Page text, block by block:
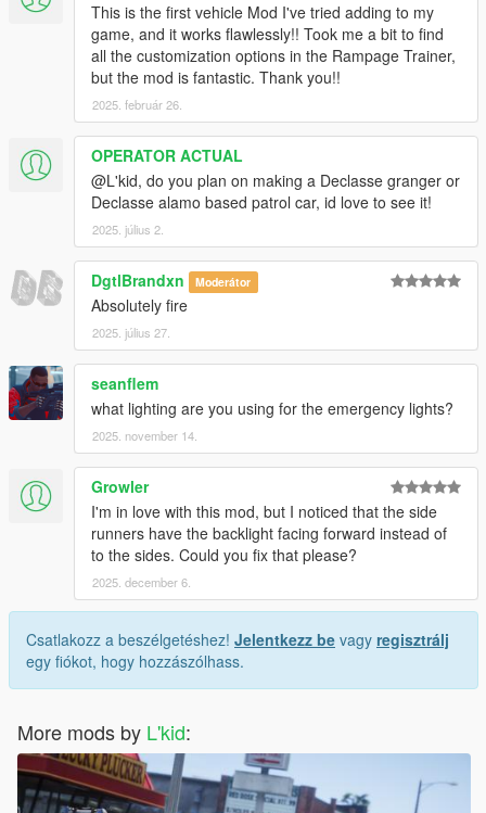
This is the first vehicle Mod I've tried adding to my
game, and it works flawlessly!! Took me a bit to find
all the customization options in the Rampage Trainer,
but the mod is fantastic. Thank you!!
2025. február 26.
OPERATOR ACTUAL
@L'kid, do you plan on making a Declasse granger or
Declasse alamo based patrol car, id love to see it!
2025. július 2.
DgtlBrandxn Moderátor
Absolutely fire
2025. július 27.
seanflem
what lighting are you using for the emergency lights?
2025. november 14.
Growler
I'm in love with this mod, but I noticed that the side
runners have the backlight facing forward instead of
to the sides. Could you fix that please?
2025. december 6.
Csatlakozz a beszélgetéshez! Jelentkezz be vagy regisztrálj
egy fiókot, hogy hozzászólhass.
More mods by L'kid: